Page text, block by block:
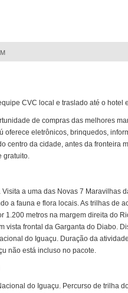
CVC local e traslado até o hotel
de compras das melhores
oferece eletrônicos, brinquedos,
centro da cidade, antes da fronteira
gratuito.
a uma das Novas 7 Maravilhas
a fauna e flora locais. As trilhas de
1.200 metros na margem direita do
vista frontal da Garganta do Diabo.
do Iguaçu. Duração da
não está incluso no pacote.
do Iguaçu. Percurso de trilha